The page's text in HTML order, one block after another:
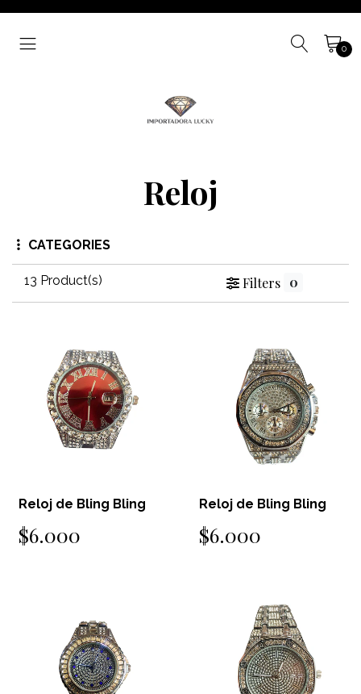
0
Reloj
CATEGORIES
13 Product(s) Filters 0
Reloj de Bling Bling
$6.000
Reloj de Bling Bling
$6.000